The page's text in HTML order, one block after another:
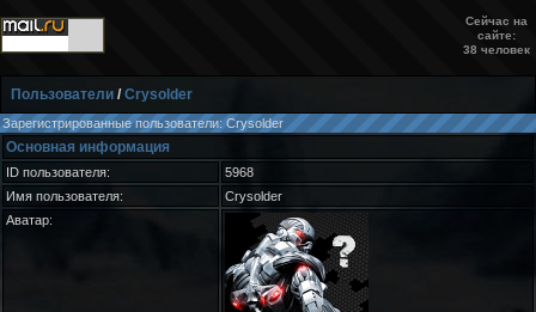
Сейчас на
сайте:
38 человек
Пользователи /Crysolder
Зарегистрированные пользователи: Crysolder
Основная информация
ID пользователя:
5968
Имя пользователя:
Crysolder
Аватар: